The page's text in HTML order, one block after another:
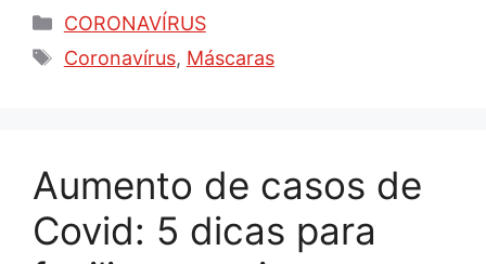
Categorias
CORONAVÍRUS
Tags
Coronavírus, Máscaras
Aumento de casos de
Covid: 5 dicas para